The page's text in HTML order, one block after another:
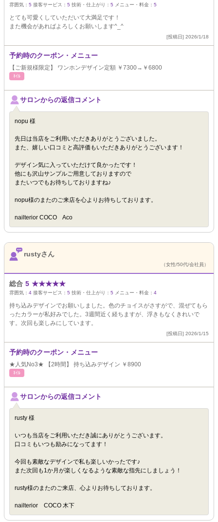
雰囲気： 5 接客サービス： 5 技術・仕上がり： 5 メニュー・料金： 5
とても可愛くしていただいて大満足です！
また機会があればよろしくお願いします^_^
[投稿日] 2026/1/18
予約時のクーポン・メニュー
【ご新規様限定】 ワンホンデザイン定額 ￥7300→￥6800
ﾈｲﾙ
サロンからの返信コメント
nopu 様
先日は当店をご利用いただきありがとうございました。
また、嬉しい口コミと高評価もいただきありがとうございます！
デザイン気に入っていただけて良かったです！
他にも沢山サンプルご用意しておりますので
またいつでもお待ちしておりますね♪
nopu様のまたのご来店を心よりお待ちしております。
nailterior COCO Aco
rustyさん
（女性/50代/会社員）
総合 5 ★★★★★
雰囲気： 4 接客サービス： 5 技術・仕上がり： 5 メニュー・料金： 4
持ち込みデザインでお願いしました。色のチョイスがさすがで、混ぜてもら
ったカラーが私好みでした。3週間近く経ちますが、浮きもなくきれいで
す。次回も楽しみにしています。
[投稿日] 2026/1/15
予約時のクーポン・メニュー
★人気No3★ 【2時間】 持ち込みデザイン ￥8900
ﾈｲﾙ
サロンからの返信コメント
rusty 様
いつも当店をご利用いただき誠にありがとうございます。
口コミもいつも励みになってます！
今回も素敵なデザインで私も楽しいかったです♪
また次回も1か月が楽しくなるような素敵な指先にしましょう！
rusty様のまたのご来店、心よりお待ちしております。
nailterior COCO 木下